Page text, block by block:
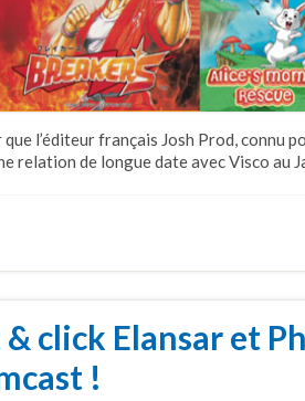
que l’éditeur français Josh Prod, connu
relation de longue date avec Visco au
& click Elansar et
!